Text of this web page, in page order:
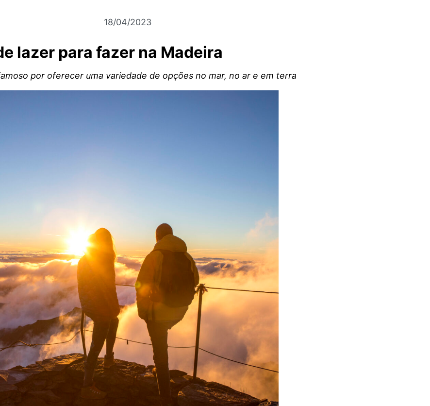
18/04/2023
lazer para fazer na Madeira
por oferecer uma variedade de opções no mar, no ar e em terra